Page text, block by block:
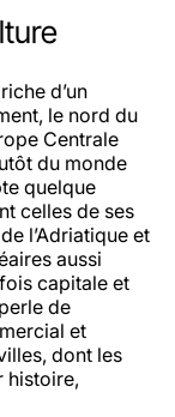
d’un
le nord du
Centrale
du monde
quelque
celles de ses
l’Adriatique et
aussi
capitale et
de
et
dont les
histoire,